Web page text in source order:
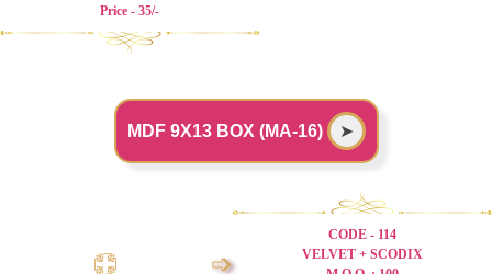
Price - 35/-
MDF 9X13 BOX (MA-16) ➤
➩
CODE - 114
VELVET + SCODIX